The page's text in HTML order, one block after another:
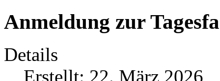
Anmeldung zur
Details
Erstellt: 22. März 2026